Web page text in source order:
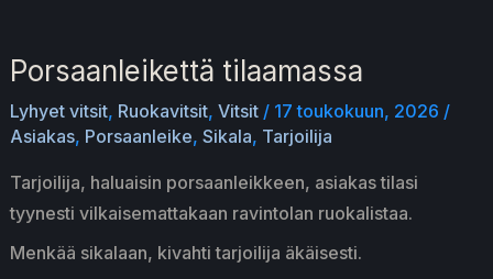
Porsaanleikettä tilaamassa
Lyhyet vitsit, Ruokavitsit, Vitsit/ 17 toukokuun, 2026 /
Asiakas, Porsaanleike, Sikala, Tarjoilija
Tarjoilija, haluaisin porsaanleikkeen, asiakas tilasi
tyynesti vilkaisemattakaan ravintolan ruokalistaa.
Menkää sikalaan, kivahti tarjoilija äkäisesti.